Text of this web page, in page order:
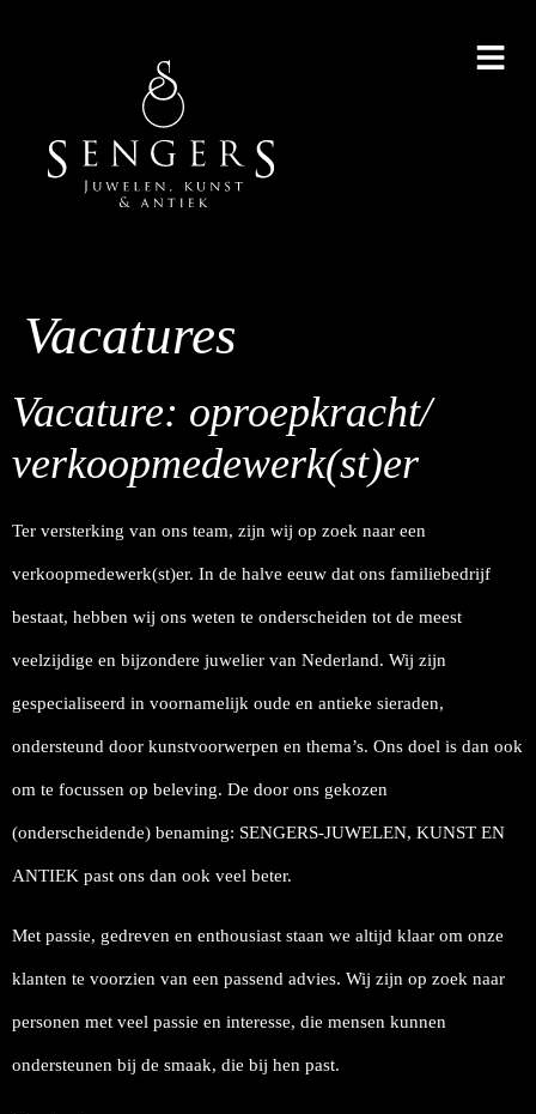
Vacatures
Vacature: oproepkracht/
verkoopmedewerk(st)er
Ter versterking van ons team, zijn wij op zoek naar een
verkoopmedewerk(st)er. In de halve eeuw dat ons familiebedrijf
bestaat, hebben wij ons weten te onderscheiden tot de meest
veelzijdige en bijzondere juwelier van Nederland. Wij zijn
gespecialiseerd in voornamelijk oude en antieke sieraden,
ondersteund door kunstvoorwerpen en thema’s. Ons doel is dan ook
om te focussen op beleving. De door ons gekozen
(onderscheidende) benaming: SENGERS-JUWELEN, KUNST EN
ANTIEK past ons dan ook veel beter.
Met passie, gedreven en enthousiast staan we altijd klaar om onze
klanten te voorzien van een passend advies. Wij zijn op zoek naar
personen met veel passie en interesse, die mensen kunnen
ondersteunen bij de smaak, die bij hen past.